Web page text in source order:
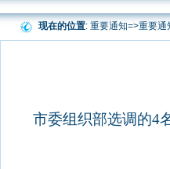
现在的位置: 重要通知=>重要通
市委组织部选调的4